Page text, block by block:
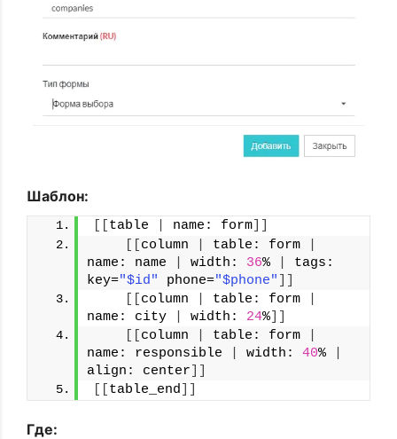
Шаблон:
table name: form
column table: form
name: name
width: 36%
tags:
key="$id" phone="$phone"
column table: form
name: city
width: 24%
column table: form
name: responsible
width: 40%
align: center
table_end
Где: